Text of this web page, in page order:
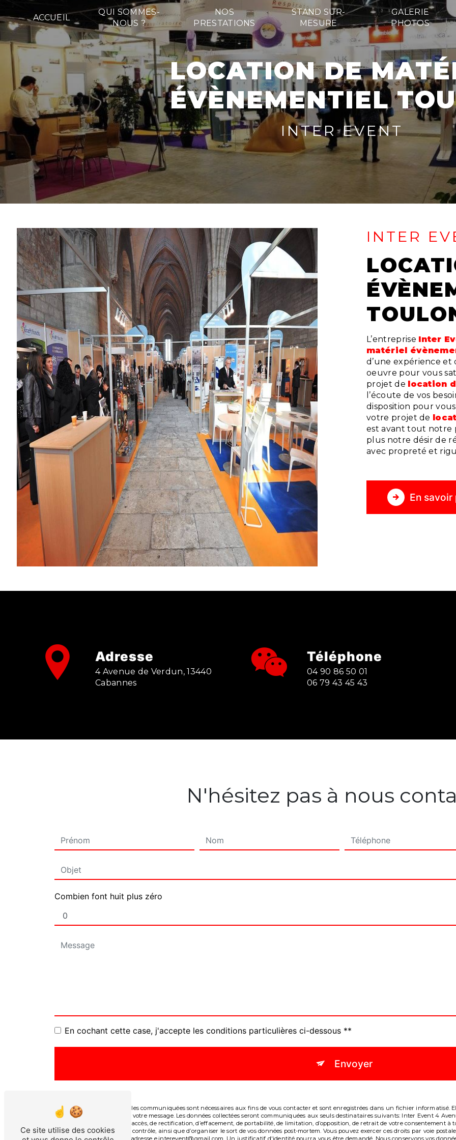
ACCUEIL
QUI SOMMES-
NOUS ?
NOS
PRESTATIONS
STAND SUR-
MESURE
GALERIE
PHOTOS
LOCATION DE MATÉRIEL
ÉVÈNEMENTIEL
INTER EVENT
INTER
LOCATION DE MATÉRIEL
L’entreprise Inter
matériel
d’une expérience
oeuvre pour vous
projet de location
l’écoute de vos
disposition pour
votre projet de
est avant tout notre
plus notre désir de
avec propreté et
En savoir
Adresse
4 Avenue de Verdun, 13440
Cabannes
Téléphone
04 90 86 50 01
06 79 43 45 43
N'hésitez pas à nous
Combien font huit plus zéro
En cochant cette case, j'accepte les conditions particulières ci-dessous **
Envoyer
** Les données personnelles communiquées sont nécessaires aux fins de vous contacter et sont enregistrées dans un fichier informatisé.
le seul but de répondre à votre message. Les données collectées seront communiquées aux seuls destinataires suivants: Inter Event 4
Vous disposez de droits d’accès, de rectification, d’effacement, de portabilité, de limitation, d’opposition, de retrait de votre
auprès d’une autorité de contrôle, ainsi que d’organiser le sort de vos données post-mortem. Vous pouvez exercer ces droits par voie
courrier électronique à l'adresse e.interevent@gmail.com. Un justificatif d'identité pourra vous être demandé. Nous conservons vos
Panneau de gestion des cookies
Ce site utilise des cookies